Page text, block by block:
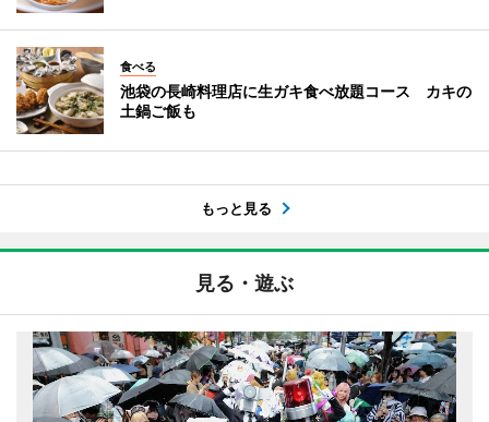
食べる
池袋の長崎料理店に生ガキ食べ放題コース カキの
土鍋ご飯も
もっと見る
見る・遊ぶ